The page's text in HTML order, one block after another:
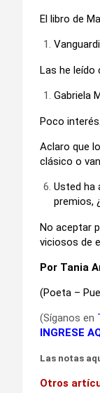
El libro de
Las he leído
Gabriela
Poco
Aclaro que
clásico o
Usted ha
premios,
No aceptar
viciosos de
Por Tania
(Poeta –
(Síganos en
INGRESE
Las notas
Otros